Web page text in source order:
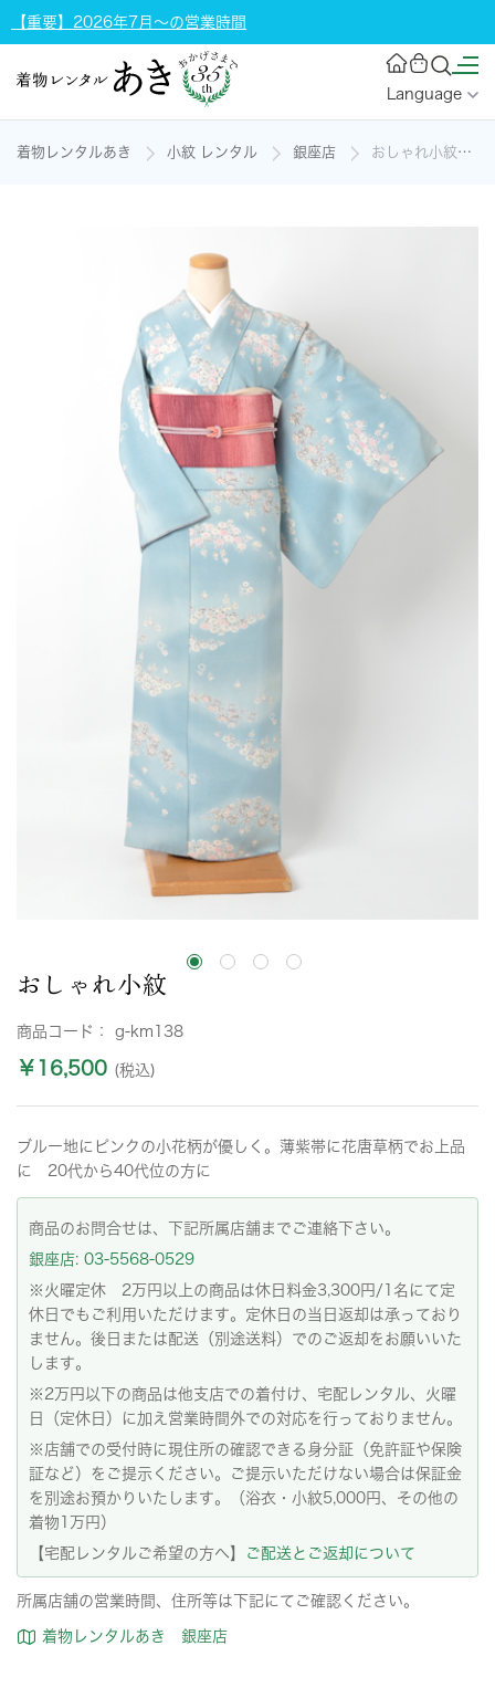
【重要】2026年7月～の営業時間
Language
着物レンタルあき 小紋 レンタル 銀座店 おしゃれ小紋の着物レンタル
おしゃれ小紋
商品コード： g-km138
￥16,500 (税込)
ブルー地にピンクの小花柄が優しく。薄紫帯に花唐草柄でお上品
に 20代から40代位の方に
商品のお問合せは、下記所属店舗までご連絡下さい。
銀座店: 03-5568-0529
※火曜定休 2万円以上の商品は休日料金3,300円/1名にて定
休日でもご利用いただけます。定休日の当日返却は承っており
ません。後日または配送（別途送料）でのご返却をお願いいた
します。
※2万円以下の商品は他支店での着付け、宅配レンタル、火曜
日（定休日）に加え営業時間外での対応を行っておりません。
※店舗での受付時に現住所の確認できる身分証（免許証や保険
証など）をご提示ください。ご提示いただけない場合は保証金
を別途お預かりいたします。（浴衣・小紋5,000円、その他の
着物1万円）
【宅配レンタルご希望の方へ】
ご配送とご返却について
所属店舗の営業時間、住所等は下記にてご確認ください。
着物レンタルあき 銀座店